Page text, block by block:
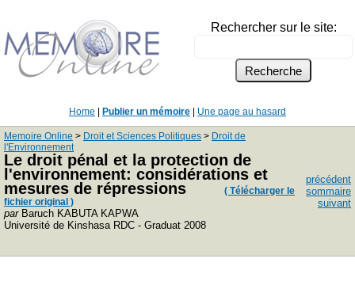
Rechercher sur le site:
Home Publier un mémoire Une page au hasard
Memoire Online > Droit et Sciences Politiques > Droit de
l'Environnement
Le droit pénal et la protection de
l'environnement: considérations et
mesures de répressions
( Télécharger le
fichier original )
parBaruch KABUTA KAPWA
Université de Kinshasa RDC - Graduat 2008
précédent
sommaire
suivant